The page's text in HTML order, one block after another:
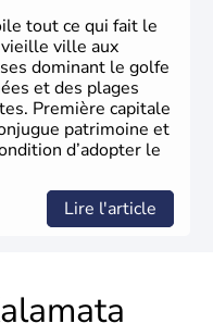
tout ce qui fait le
ville aux
dominant le golfe
et des plages
Première capitale
patrimoine et
d’adopter le
Lire l'article